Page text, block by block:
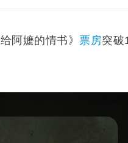
给阿嬷的情书 》 票房突破